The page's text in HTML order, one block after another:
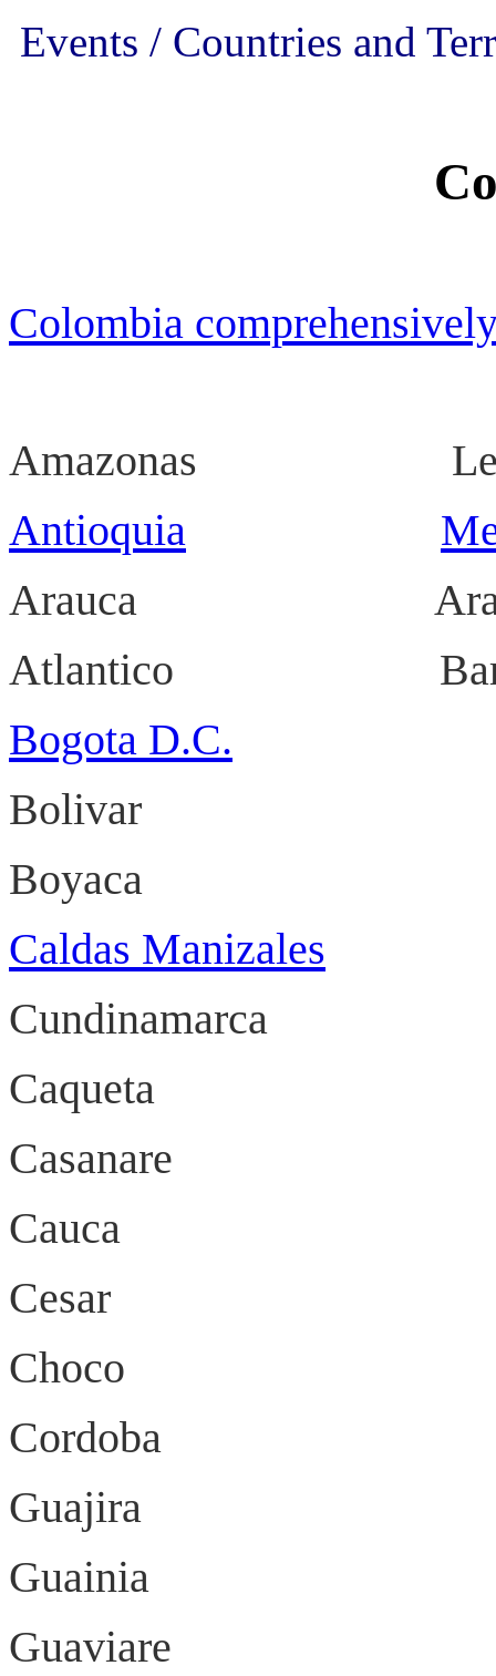
Events / Countries and
Colombia
Amazonas
Antioquia
Arauca
Atlantico
Bogota D.C.
Bolivar
Boyaca
Caldas Manizales
Cundinamarca
Caqueta
Casanare
Cauca
Cesar
Choco
Cordoba
Guajira
Guainia
Guaviare San